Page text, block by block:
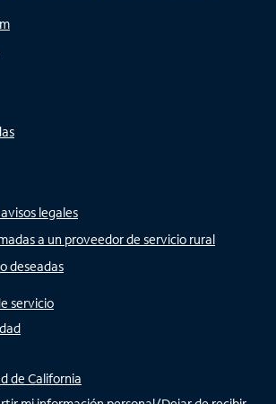
legales
a un proveedor de servicio rural
deseadas
servicio
de California